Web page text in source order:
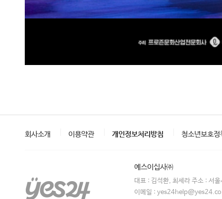
회사소개 이용약관 개인정보처리방침 청소년보호정
예스이십사㈜
대표 : 김석환, 최세라 주소 : 서
이메일 :